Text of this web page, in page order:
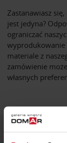
Zastanawiasz
jest jedyna?
ograniczać
materiale z
zamówienie
własnych